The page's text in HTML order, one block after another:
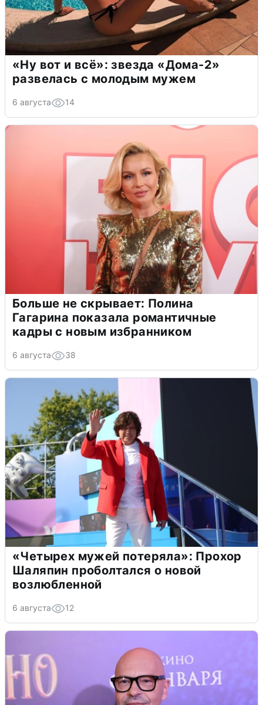
«Ну вот и всё»: звезда «Дома-2»
развелась с молодым мужем
6 августа 14
Больше не скрывает: Полина
Гагарина показала романтичные
кадры с новым избранником
6 августа 38
«Четырех мужей потеряла»: Прохор
Шаляпин проболтался о новой
возлюбленной
6 августа 12